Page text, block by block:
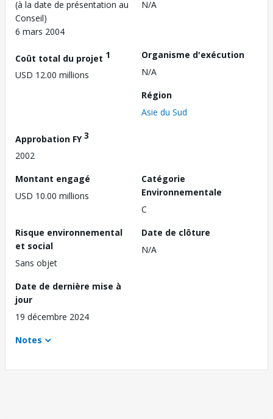
(à la date de présentation au
Conseil)
6 mars 2004
N/A
Coût total du projet 1
USD 12.00 millions
Organisme d'exécution
N/A
Région
Asie du Sud
Approbation FY3
2002
Montant engagé
USD 10.00 millions
Catégorie
Environnementale
C
Risque environnemental
et social
Sans objet
Date de clôture
N/A
Date de dernière mise à
jour
19 décembre 2024
Notes